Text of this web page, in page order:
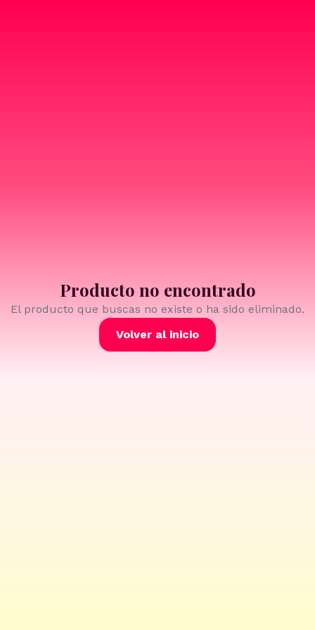
Producto no encontrado
El producto que buscas no existe o ha sido eliminado.
Volver al inicio